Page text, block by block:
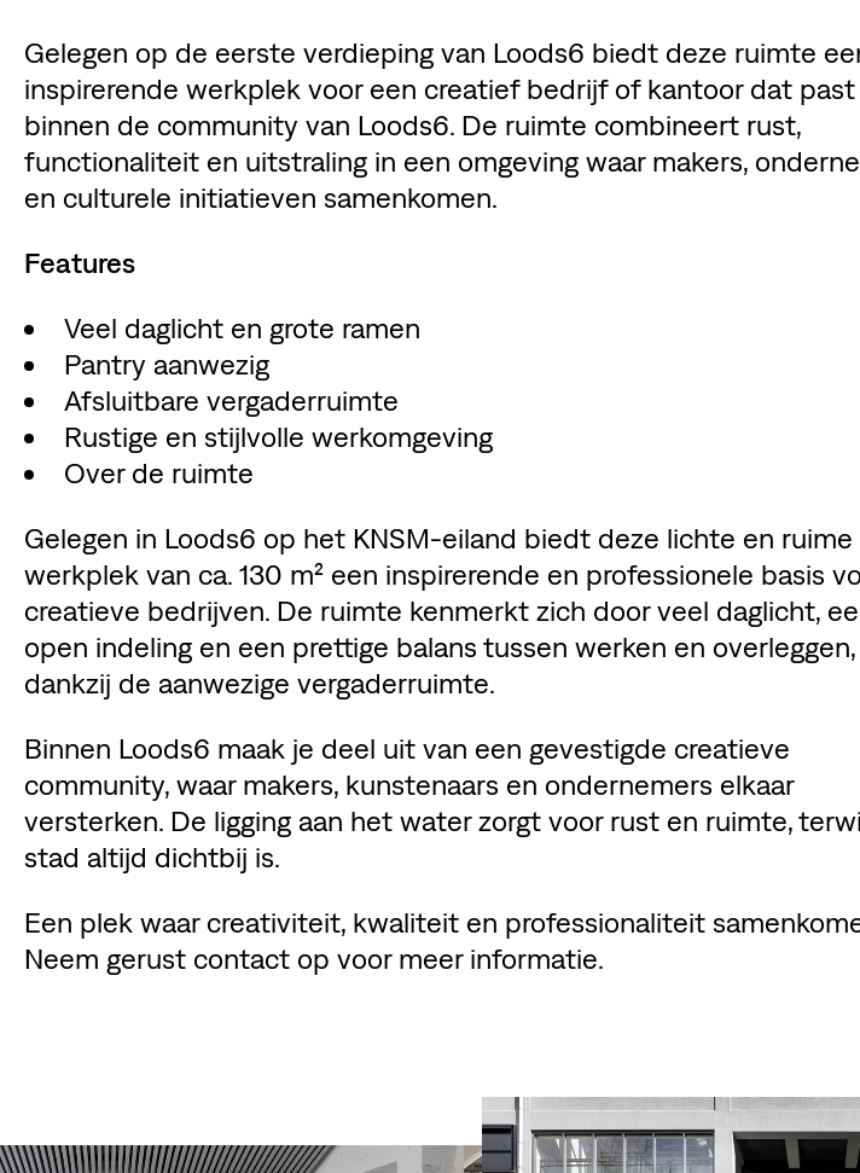
Gelegen op de eerste verdieping van Loods6 biedt deze ruimte
inspirerende werkplek voor een creatief bedrijf of kantoor dat past
binnen de community van Loods6. De ruimte combineert rust,
functionaliteit en uitstraling in een omgeving waar makers,
en culturele initiatieven samenkomen.
Features
Veel daglicht en grote ramen
Pantry aanwezig
Afsluitbare vergaderruimte
Rustige en stijlvolle werkomgeving
Over de ruimte
Gelegen in Loods6 op het KNSM-eiland biedt deze lichte en ruime
werkplek van ca. 130 m² een inspirerende en professionele basis
creatieve bedrijven. De ruimte kenmerkt zich door veel daglicht,
open indeling en een prettige balans tussen werken en
dankzij de aanwezige vergaderruimte.
Binnen Loods6 maak je deel uit van een gevestigde creatieve
community, waar makers, kunstenaars en ondernemers elkaar
versterken. De ligging aan het water zorgt voor rust en ruimte,
stad altijd dichtbij is.
Een plek waar creativiteit, kwaliteit en professionaliteit
Neem gerust contact op voor meer informatie.